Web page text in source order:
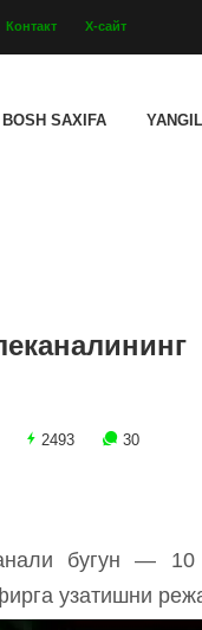
Контакт Х-сайт
BOSH SAXIFA
2493 30
бугун — 10
узатишни